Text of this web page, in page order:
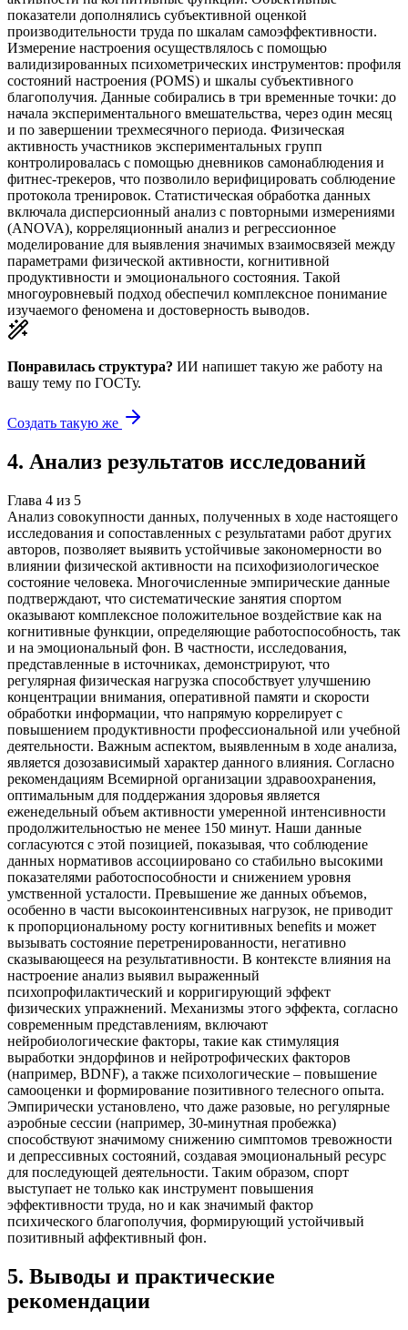
показатели дополнялись субъективной оценкой
производительности труда по шкалам самоэффективности.
Измерение настроения осуществлялось с помощью
валидизированных психометрических инструментов: профиля
состояний настроения (POMS) и шкалы субъективного
благополучия. Данные собирались в три временные точки: до
начала экспериментального вмешательства, через один месяц
и по завершении трехмесячного периода. Физическая
активность участников экспериментальных групп
контролировалась с помощью дневников самонаблюдения и
фитнес-трекеров, что позволило верифицировать соблюдение
протокола тренировок. Статистическая обработка данных
включала дисперсионный анализ с повторными измерениями
(ANOVA), корреляционный анализ и регрессионное
моделирование для выявления значимых взаимосвязей между
параметрами физической активности, когнитивной
продуктивности и эмоционального состояния. Такой
многоуровневый подход обеспечил комплексное понимание
изучаемого феномена и достоверность выводов.
Понравилась структура? ИИ напишет такую же работу на
вашу тему по ГОСТу.
Создать такую же
4. Анализ результатов исследований
Глава 4 из 5
Анализ совокупности данных, полученных в ходе настоящего
исследования и сопоставленных с результатами работ других
авторов, позволяет выявить устойчивые закономерности во
влиянии физической активности на психофизиологическое
состояние человека. Многочисленные эмпирические данные
подтверждают, что систематические занятия спортом
оказывают комплексное положительное воздействие как на
когнитивные функции, определяющие работоспособность, так
и на эмоциональный фон. В частности, исследования,
представленные в источниках, демонстрируют, что
регулярная физическая нагрузка способствует улучшению
концентрации внимания, оперативной памяти и скорости
обработки информации, что напрямую коррелирует с
повышением продуктивности профессиональной или учебной
деятельности. Важным аспектом, выявленным в ходе анализа,
является дозозависимый характер данного влияния. Согласно
рекомендациям Всемирной организации здравоохранения,
оптимальным для поддержания здоровья является
еженедельный объем активности умеренной интенсивности
продолжительностью не менее 150 минут. Наши данные
согласуются с этой позицией, показывая, что соблюдение
данных нормативов ассоциировано со стабильно высокими
показателями работоспособности и снижением уровня
умственной усталости. Превышение же данных объемов,
особенно в части высокоинтенсивных нагрузок, не приводит
к пропорциональному росту когнитивных benefits и может
вызывать состояние перетренированности, негативно
сказывающееся на результативности. В контексте влияния на
настроение анализ выявил выраженный
психопрофилактический и корригирующий эффект
физических упражнений. Механизмы этого эффекта, согласно
современным представлениям, включают
нейробиологические факторы, такие как стимуляция
выработки эндорфинов и нейротрофических факторов
(например, BDNF), а также психологические – повышение
самооценки и формирование позитивного телесного опыта.
Эмпирически установлено, что даже разовые, но регулярные
аэробные сессии (например, 30-минутная пробежка)
способствуют значимому снижению симптомов тревожности
и депрессивных состояний, создавая эмоциональный ресурс
для последующей деятельности. Таким образом, спорт
выступает не только как инструмент повышения
эффективности труда, но и как значимый фактор
психического благополучия, формирующий устойчивый
позитивный аффективный фон.
5. Выводы и практические
рекомендации